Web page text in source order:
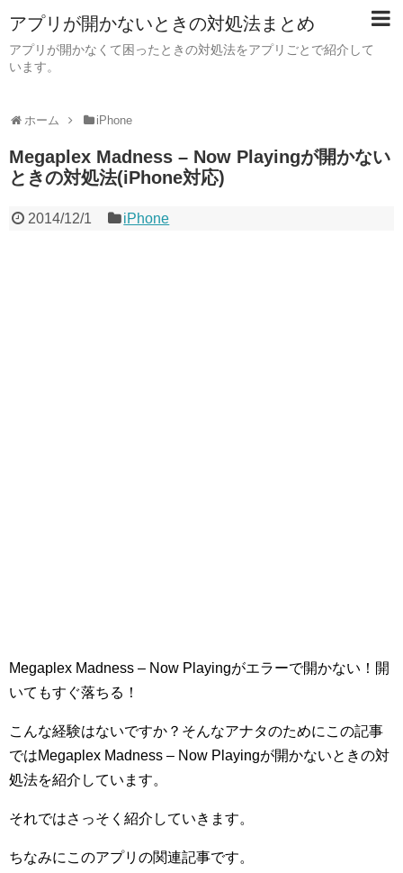
アプリが開かないときの対処法まとめ
アプリが開かなくて困ったときの対処法をアプリごとで紹介して
います。
ホーム iPhone
Megaplex Madness – Now Playingが開かない
ときの対処法(iPhone対応)
2014/12/1 iPhone
Megaplex Madness – Now Playingがエラーで開かない！開
いてもすぐ落ちる！
こんな経験はないですか？そんなアナタのためにこの記事
ではMegaplex Madness – Now Playingが開かないときの対
処法を紹介しています。
それではさっそく紹介していきます。
ちなみにこのアプリの関連記事です。